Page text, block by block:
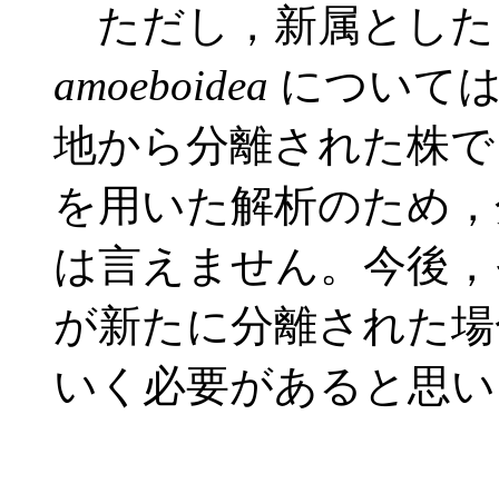
ただし，新属とし
amoeboidea について
地から分離された株
を用いた解析のため
は言えません。今後
が新たに分離された
いく必要があると思